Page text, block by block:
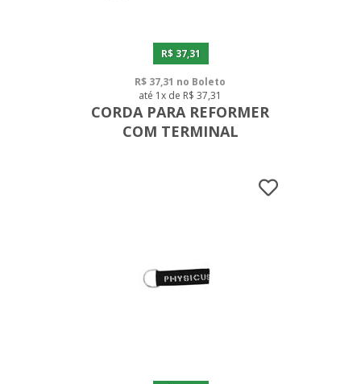
R$ 37,31
R$ 37,31 no Boleto
até 1x de R$ 37,31
CORDA PARA REFORMER
COM TERMINAL